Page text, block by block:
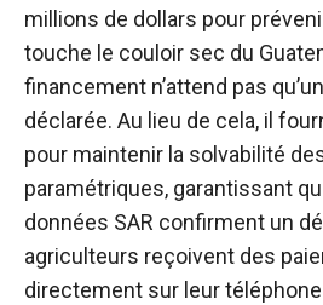
millions de dollars pour
touche le couloir sec du
financement n’attend pas
déclarée. Au lieu de cela, il
pour maintenir la solvabilité
paramétriques, garantissant
données SAR confirment un
agriculteurs reçoivent des
directement sur leur